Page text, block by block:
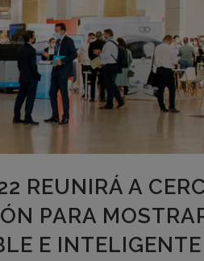
REUNIRÁ A
PARA
E INTELIGENTE